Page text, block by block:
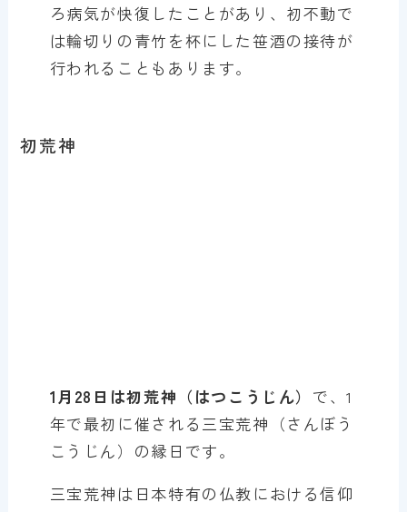
ろ病気が快復したことがあり、初不動で
は輪切りの青竹を杯にした笹酒の接待が
行われることもあります。
初荒神
1月28日は初荒神（はつこうじん） で、1
年で最初に催される三宝荒神（さんぼう
こうじん）の縁日です。
三宝荒神は日本特有の仏教における信仰